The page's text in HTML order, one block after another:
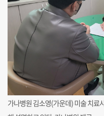
가나병원 김소영(가운데) 미술 치료